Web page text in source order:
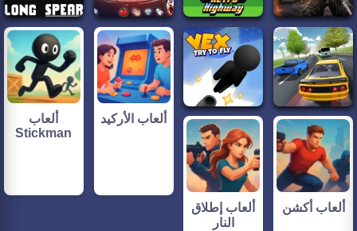
ألعاب الأركيد
ألعاب
Stickman
ألعاب أكشن
ألعاب إطلاق
النار